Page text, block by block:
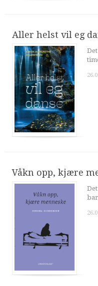
Aller helst vil eg
Våkn opp, kjære